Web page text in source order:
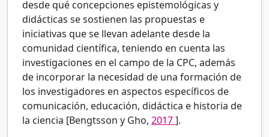
desde qué concepciones epistemológicas y
didácticas se sostienen las propuestas e
iniciativas que se llevan adelante desde la
comunidad científica, teniendo en cuenta las
investigaciones en el campo de la CPC, además
de incorporar la necesidad de una formación de
los investigadores en aspectos específicos de
comunicación, educación, didáctica e historia de
la ciencia [Bengtsson y Gho, 2017].